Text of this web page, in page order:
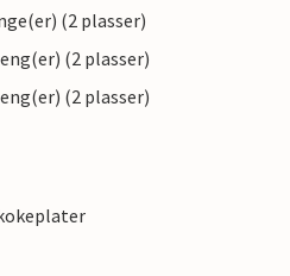
(2 plasser)
(2 plasser)
(2 plasser)